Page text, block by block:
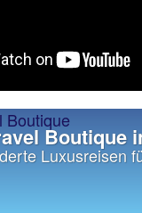
Boutique
Luxusreisen